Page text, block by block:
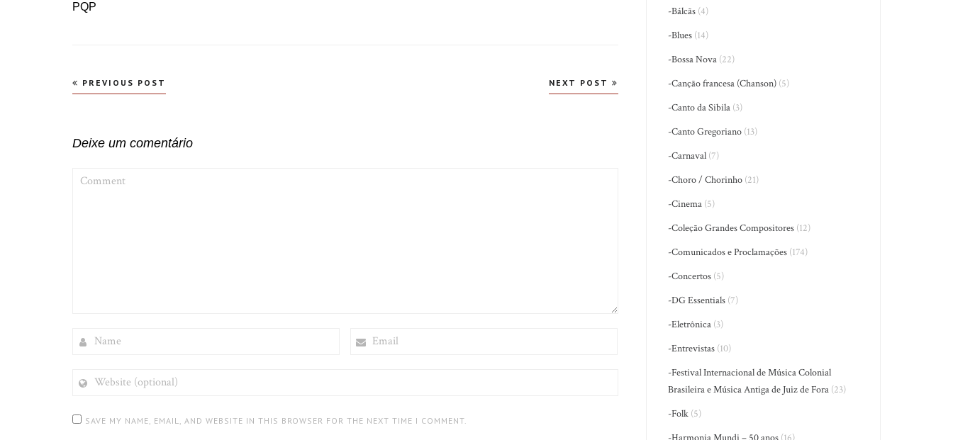
PQP
Navegação
PREVIOUS POST NEXT POST
Deixe um comentário
(OPTIONAL)
SAVE MY NAME, EMAIL, AND WEBSITE IN THIS BROWSER FOR THE NEXT TIME I COMMENT.
-Bálcãs (4)
-Blues (14)
-Bossa Nova (22)
-Canção francesa (Chanson) (5)
-Canto da Sibila (3)
-Canto Gregoriano (13)
-Carnaval (7)
-Choro / Chorinho (21)
-Cinema (5)
-Coleção Grandes Compositores (12)
-Comunicados e Proclamações (174)
-Concertos (5)
-DG Essentials (7)
-Eletrônica (3)
-Entrevistas (10)
-Festival Internacional de Música Colonial
Brasileira e Música Antiga de Juiz de Fora (23)
-Folk (5)